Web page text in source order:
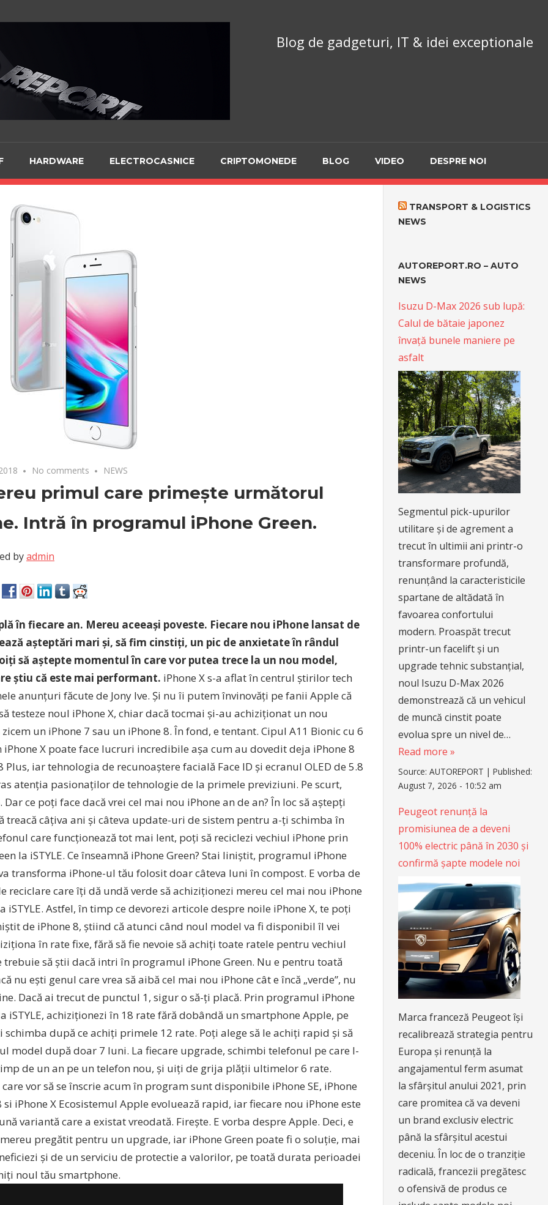
TechnoReport.ro
Blog de gadgeturi, IT & idei exceptionale
HARDWARE ELECTROCASNICE CRIPTOMONEDE BLOG VIDEO DESPRE NOI
No comments NEWS
primul care primește următorul
Intră în programul iPhone Green.
byadmin
în fiecare an. Mereu aceeași poveste. Fiecare nou iPhone lansat de
așteptări mari și, să fim cinstiți, un pic de anxietate în rândul
să aștepte momentul în care vor putea trece la un nou model,
știu că este mai performant. iPhone X s-a aflat în centrul știrilor tech
anunțuri făcute de Jony Ive. Și nu îi putem învinovăți pe fanii Apple că
testeze noul iPhone X, chiar dacă tocmai și-au achiziționat un nou
zicem un iPhone 7 sau un iPhone 8. În fond, e tentant. Cipul A11 Bionic cu 6
iPhone X poate face lucruri incredibile așa cum au dovedit deja iPhone 8
Plus, iar tehnologia de recunoaștere facială Face ID și ecranul OLED de 5.8
atenția pasionaților de tehnologie de la primele previziuni. Pe scurt,
Dar ce poți face dacă vrei cel mai nou iPhone an de an? În loc să aștepți
treacă câțiva ani și câteva update-uri de sistem pentru a-ți schimba în
care funcționează tot mai lent, poți să reciclezi vechiul iPhone prin
la iSTYLE. Ce înseamnă iPhone Green? Stai liniștit, programul iPhone
transforma iPhone-ul tău folosit doar câteva luni în compost. E vorba de
reciclare care îți dă undă verde să achiziționezi mereu cel mai nou iPhone
iSTYLE. Astfel, în timp ce devorezi articole despre noile iPhone X, te poți
de iPhone 8, știind că atunci când noul model va fi disponibil îl vei
în rate fixe, fără să fie nevoie să achiți toate ratele pentru vechiul
trebuie să știi dacă intri în programul iPhone Green. Nu e pentru toată
nu ești genul care vrea să aibă cel mai nou iPhone cât e încă „verde”, nu
Dacă ai trecut de punctul 1, sigur o să-ți placă. Prin programul iPhone
iSTYLE, achiziționezi în 18 rate fără dobândă un smartphone Apple, pe
schimba după ce achiți primele 12 rate. Poți alege să le achiți rapid și să
model după doar 7 luni. La fiecare upgrade, schimbi telefonul pe care l-
de un an pe un telefon nou, și uiți de grija plății ultimelor 6 rate.
vor să se înscrie acum în program sunt disponibile iPhone SE, iPhone
si iPhone X Ecosistemul Apple evoluează rapid, iar fiecare nou iPhone este
variantă care a existat vreodată. Firește. E vorba despre Apple. Deci, e
pregătit pentru un upgrade, iar iPhone Green poate fi o soluție, mai
și de un serviciu de protectie a valorilor, pe toată durata perioadei
noul tău smartphone.
TRANSPORT & LOGISTICS
NEWS
AUTOREPORT.RO – AUTO
NEWS
Isuzu D-Max 2026 sub lupă:
Calul de bătaie japonez
învață bunele maniere pe
asfalt
Segmentul pick-upurilor
utilitare și de agrement a
trecut în ultimii ani printr-o
transformare profundă,
renunțând la caracteristicile
spartane de altădată în
favoarea confortului
modern. Proaspăt trecut
printr-un facelift și un
upgrade tehnic substanțial,
noul Isuzu D-Max 2026
demonstrează că un vehicul
de muncă cinstit poate
evolua spre un nivel de…
Read more »
Source:AUTOREPORT |Published:
August 7, 2026 - 10:52 am
Peugeot renunță la
promisiunea de a deveni
100% electric până în 2030 și
confirmă șapte modele noi
Marca franceză Peugeot își
recalibrează strategia pentru
Europa și renunță la
angajamentul ferm asumat
la sfârșitul anului 2021, prin
care promitea că va deveni
un brand exclusiv electric
până la sfârșitul acestui
deceniu. În loc de o tranziție
radicală, francezii pregătesc
o ofensivă de produs ce